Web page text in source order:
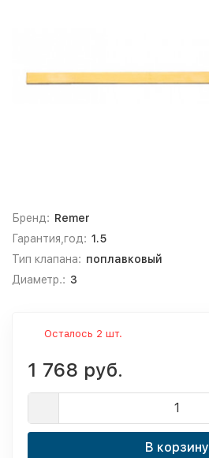
Бренд: Remer
Гарантия,год: 1.5
Тип клапана: поплавковый
Диаметр.: 3
Осталось 2 шт.
1 768 руб.
В корзину